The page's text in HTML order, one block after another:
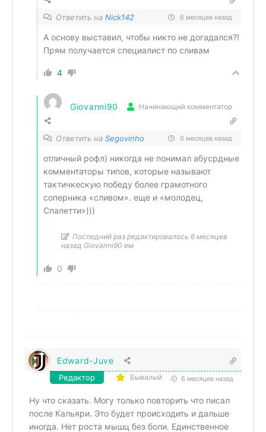
Ответить на Nick142 6 месяцев назад
А основу выставил, чтобы никто не догадался?!
Прям получается специалист по сливам
4
Giovanni90 Начинающий комментатор
Ответить на Segovinho 6 месяцев назад
отличный рофл) никогда не понимал абусрдные
комментаторы типов, которые называют
тактичкескую победу более грамотного
соперника «сливом». еще и «молодец,
Спалетти»)))
Последний раз редактировалось 6 месяцев
назад Giovanni90 ем
0
Edward-Juve
Редактор Бывалый 6 месяцев назад
Ну что сказать. Могу только повторить что писал
после Кальяри. Это будет происходить и дальше
иногда. Нет роста мышц без боли. Единственное